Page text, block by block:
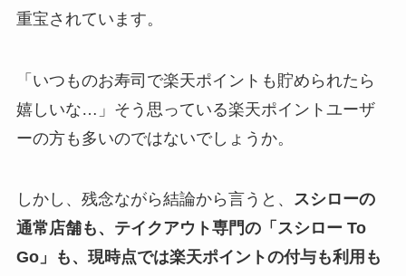
重宝されています。
「いつものお寿司で楽天ポイントも貯められたら
嬉しいな…」そう思っている楽天ポイントユーザ
ーの方も多いのではないでしょうか。
しかし、残念ながら結論から言うと、 スシローの
通常店舗も、テイクアウト専門の「スシロー To
Go」も、現時点では楽天ポイントの付与も利用も